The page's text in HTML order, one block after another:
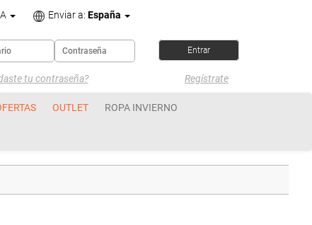
Enviar a: España
tu contraseña? Regístrate
OUTLET ROPA INVIERNO